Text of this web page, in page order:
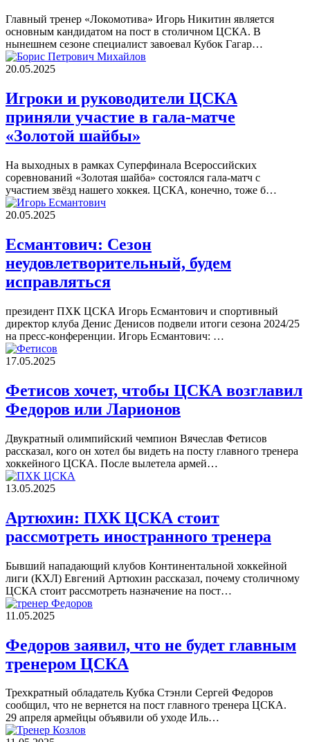
Главный тренер «Локомотива» Игорь Никитин является
основным кандидатом на пост в столичном ЦСКА. В
нынешнем сезоне специалист завоевал Кубок Гагар…
20.05.2025
Игроки и руководители ЦСКА
приняли участие в гала-матче
«Золотой шайбы»
На выходных в рамках Суперфинала Всероссийских
соревнований «Золотая шайба» состоялся гала-матч с
участием звёзд нашего хоккея. ЦСКА, конечно, тоже б…
20.05.2025
Есмантович: Сезон
неудовлетворительный, будем
исправляться
президент ПХК ЦСКА Игорь Есмантович и спортивный
директор клуба Денис Денисов подвели итоги сезона 2024/25
на пресс-конференции. Игорь Есмантович: …
17.05.2025
Фетисов хочет, чтобы ЦСКА возглавил
Федоров или Ларионов
Двукратный олимпийский чемпион Вячеслав Фетисов
рассказал, кого он хотел бы видеть на посту главного тренера
хоккейного ЦСКА. После вылетела армей…
13.05.2025
Артюхин: ПХК ЦСКА стоит
рассмотреть иностранного тренера
Бывший нападающий клубов Континентальной хоккейной
лиги (КХЛ) Евгений Артюхин рассказал, почему столичному
ЦСКА стоит рассмотреть назначение на пост…
11.05.2025
Федоров заявил, что не будет главным
тренером ЦСКА
Трехкратный обладатель Кубка Стэнли Сергей Федоров
сообщил, что не вернется на пост главного тренера ЦСКА.
29 апреля армейцы объявили об уходе Иль…